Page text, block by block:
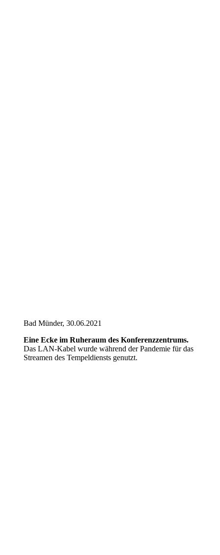
Bad Münder, 30.06.2021
Eine Ecke im Ruheraum des Konferenzzentrums.
Das LAN-Kabel wurde während der Pandemie für das
Streamen des Tempeldiensts genutzt.